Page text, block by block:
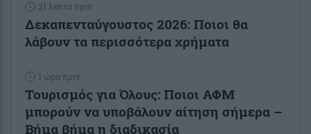
21 λεπτά πριν
Δεκαπενταύγουστος 2026: Ποιοι θα
λάβουν τα περισσότερα χρήματα
1 ώρα πριν
Τουρισμός για Όλους: Ποιοι ΑΦΜ
μπορούν να υποβάλουν αίτηση σήμερα –
Βήμα βήμα η διαδικασία